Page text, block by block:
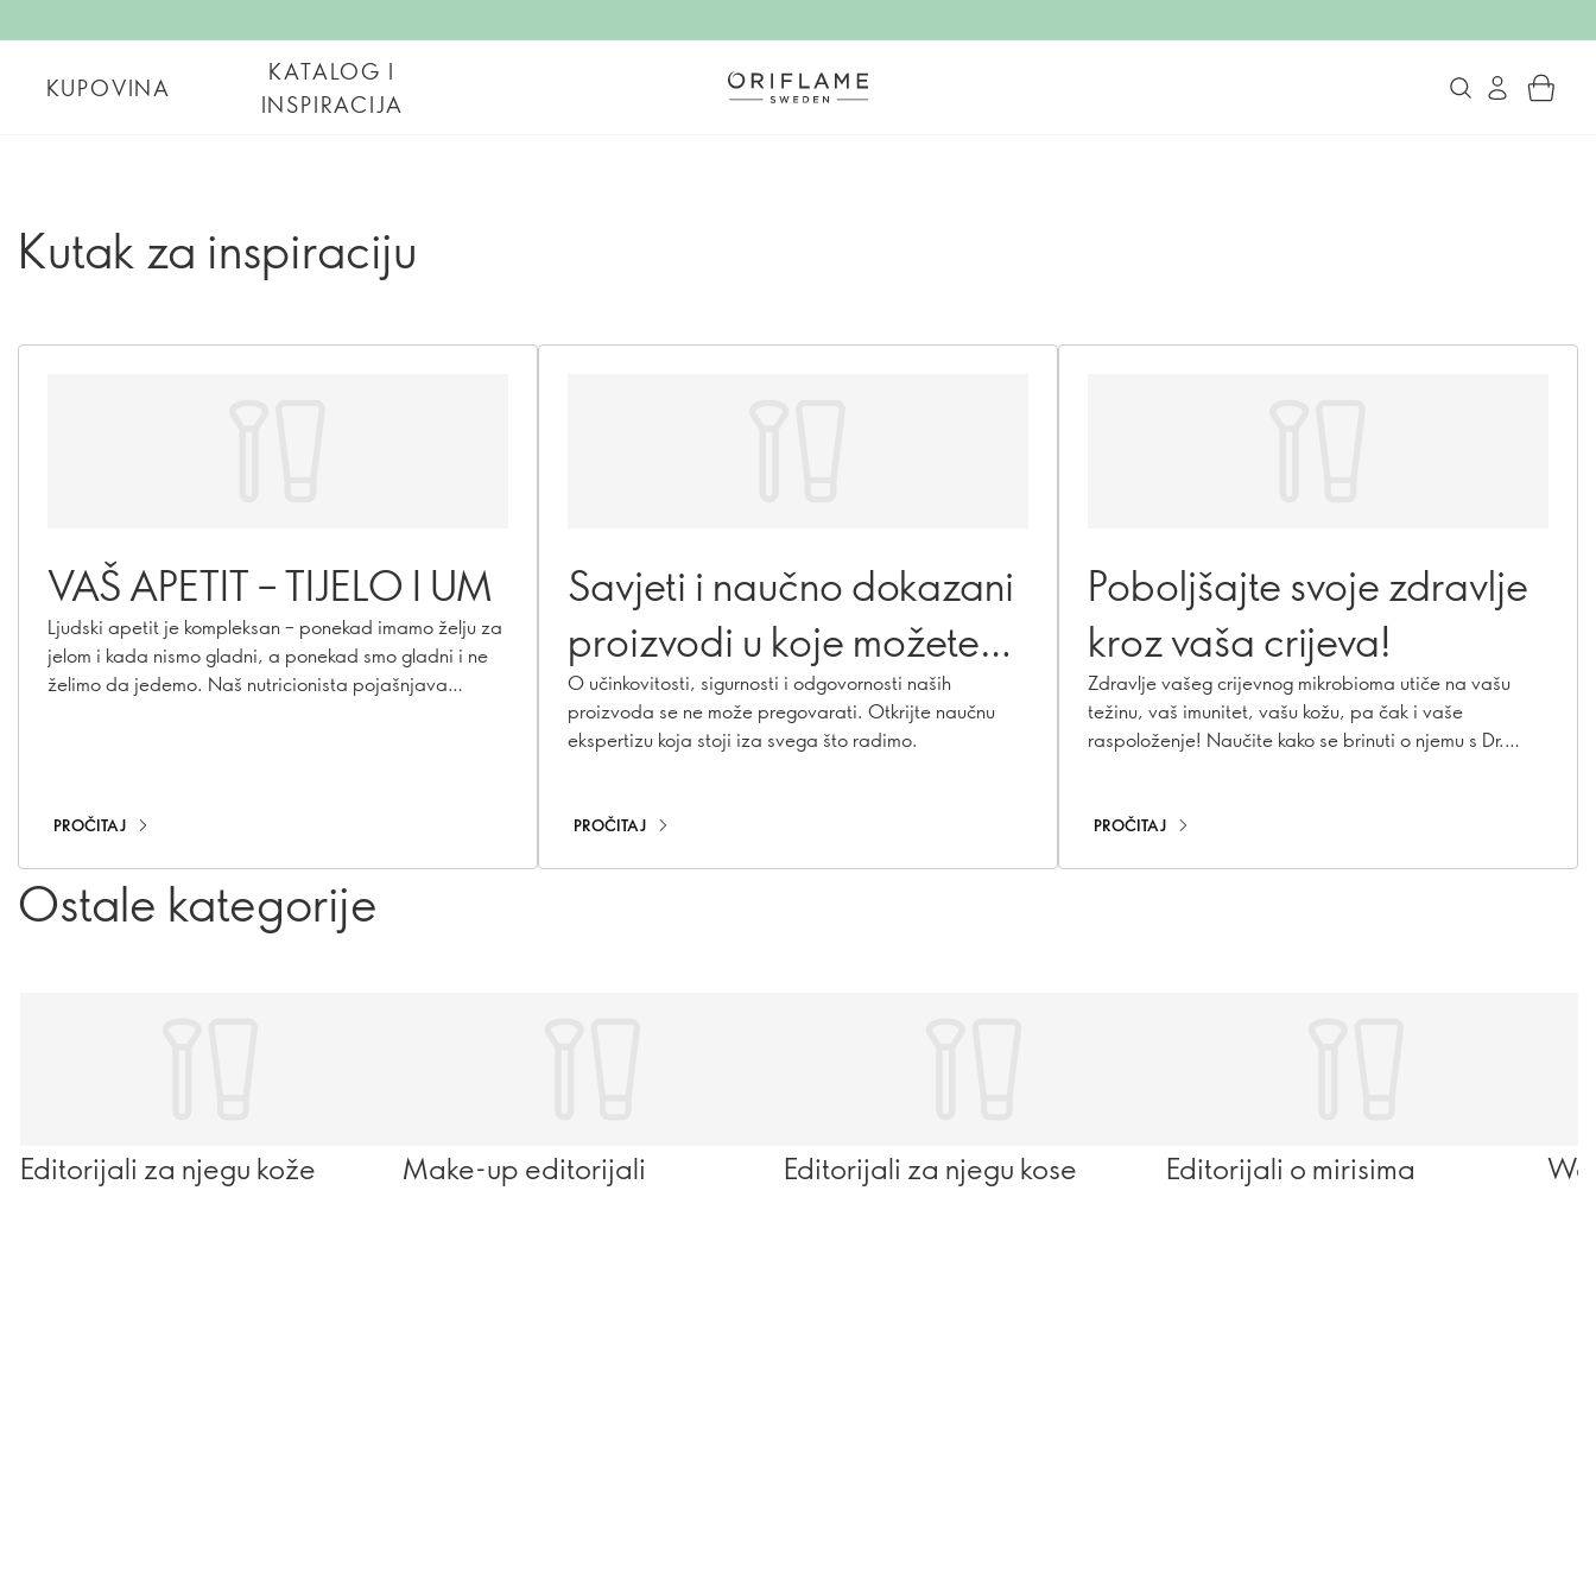
KUPOVINA
KATALOG I
INSPIRACIJA
Kutak za inspiraciju
VAŠ APETIT – TIJELO I UM
Ljudski apetit je kompleksan – ponekad imamo želju za
jelom i kada nismo gladni, a ponekad smo gladni i ne
želimo da jedemo. Naš nutricionista pojašnjava
PROČITAJ
Savjeti i naučno dokazani
proizvodi u koje možete
vjerovati
O učinkovitosti, sigurnosti i odgovornosti naših
proizvoda se ne može pregovarati. Otkrijte naučnu
ekspertizu koja stoji iza svega što radimo.
PROČITAJ
Poboljšajte svoje zdravlje
kroz vaša crijeva!
Zdravlje vašeg crijevnog mikrobioma utiče na vašu
težinu, vaš imunitet, vašu kožu, pa čak i vaše
raspoloženje! Naučite kako se brinuti o njemu s Dr.
PROČITAJ
Ostale kategorije
Editorijali za njegu kože Make-up editorijali Editorijali za njegu kose Editorijali o mirisima